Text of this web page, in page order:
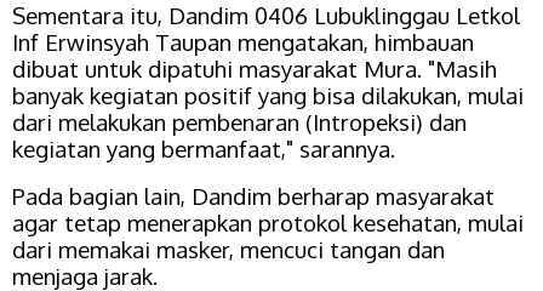
Sementara itu, Dandim 0406 Lubuklinggau Letkol
Inf Erwinsyah Taupan mengatakan, himbauan
dibuat untuk dipatuhi masyarakat Mura. "Masih
banyak kegiatan positif yang bisa dilakukan, mulai
dari melakukan pembenaran (Intropeksi) dan
kegiatan yang bermanfaat," sarannya.
Pada bagian lain, Dandim berharap masyarakat
agar tetap menerapkan protokol kesehatan, mulai
dari memakai masker, mencuci tangan dan
menjaga jarak.